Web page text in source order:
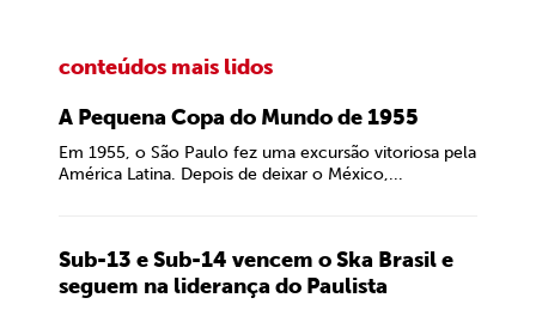
conteúdos mais lidos
A Pequena Copa do Mundo de 1955
Em 1955, o São Paulo fez uma excursão vitoriosa pela
América Latina. Depois de deixar o México,...
Sub-13 e Sub-14 vencem o Ska Brasil e
seguem na liderança do Paulista